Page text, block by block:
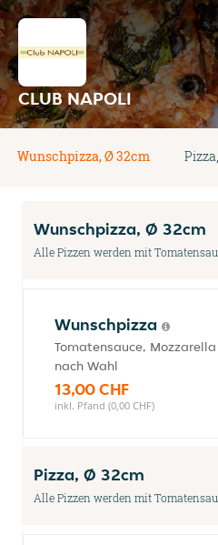
CLUB NAPOLI
Wunschpizza, Ø 32cm
Wunschpizza, Ø 32cm
Alle Pizzen werden mit
Wunschpizza
Tomatensauce,
nach Wahl
13,00 CHF
inkl. Pfand (0,00 CHF)
Pizza, Ø 32cm
Alle Pizzen werden mit